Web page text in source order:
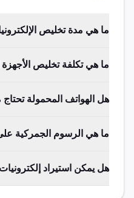
ما هي مدة تخليص
ما هي تكلفة تخليص الأجهزة
هل الهواتف المحمولة
ما هي الرسوم الجمركية على
هل يمكن استيراد